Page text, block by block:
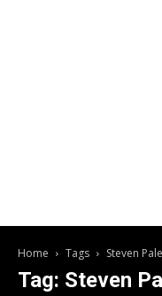
Home Tags Steven
Tag: Steven